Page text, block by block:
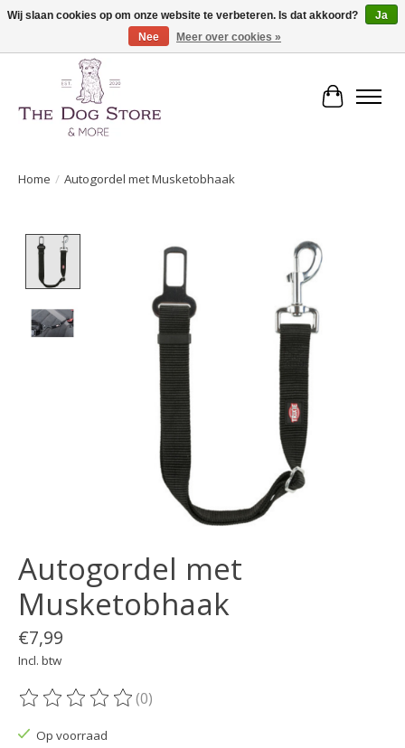
De speciaalzaak in hondenartikelen en meer!
Home / Autogordel met Musketobhaak
Product image slideshow Items
Autogordel met
Musketobhaak
€7,99
Incl. btw
De beoordeling van dit product is
(0)
Op voorraad
Wij slaan cookies op om onze website te verbeteren. Is dat akkoord?
Ja
Nee
Meer over cookies »